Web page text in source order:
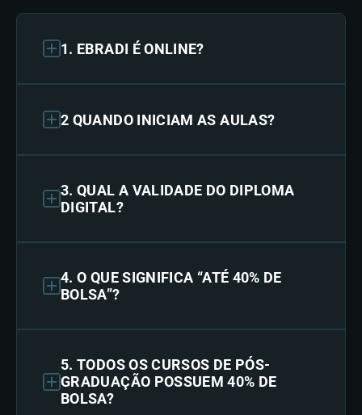
1. EBRADI É ONLINE?
2 QUANDO INICIAM AS AULAS?
3. QUAL A VALIDADE DO DIPLOMA
DIGITAL?
4. O QUE SIGNIFICA “ATÉ 40% DE
BOLSA”?
5. TODOS OS CURSOS DE PÓS-
GRADUAÇÃO POSSUEM 40% DE
BOLSA?